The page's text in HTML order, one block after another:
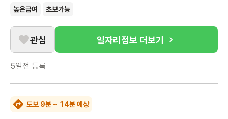
높은급여 초보가능
관심 일자리정보 더보기
5일전 등록
도보 9분 ~ 14분 예상